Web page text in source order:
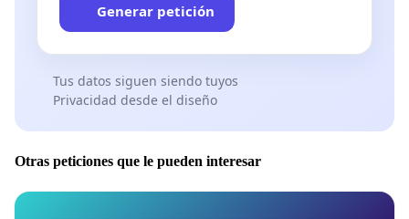
Generar petición
Tus datos siguen siendo tuyos
Privacidad desde el diseño
Otras peticiones que le pueden interesar